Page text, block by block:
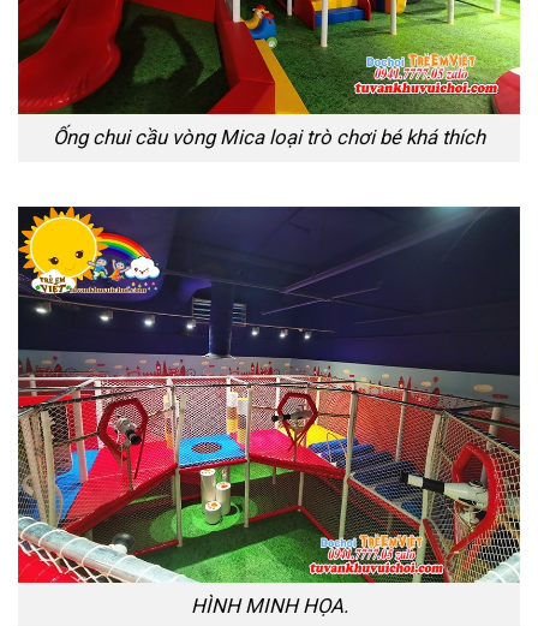
Ống chui cầu vòng Mica loại trò chơi bé khá thích
HÌNH MINH HỌA.